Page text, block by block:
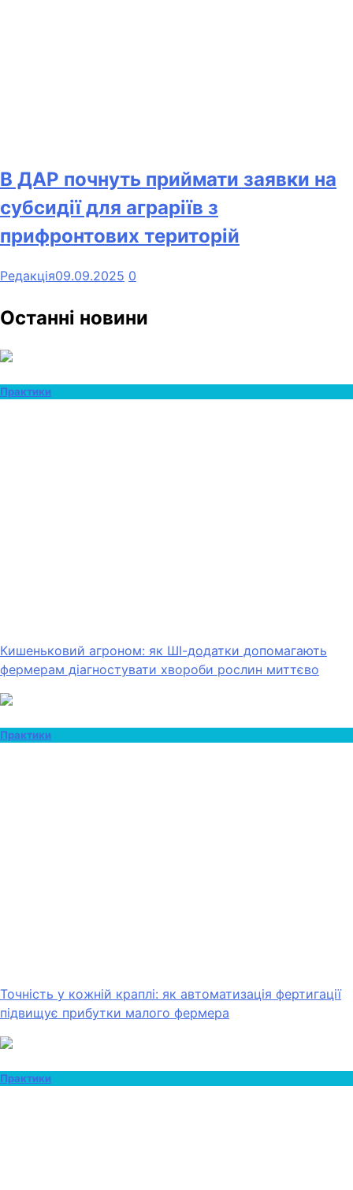
В ДАР почнуть приймати заявки на
субсидії для аграріїв з
прифронтових територій
Редакція09.09.2025 0
Останні новини
Практики
Кишеньковий агроном: як ШІ-додатки допомагають
фермерам діагностувати хвороби рослин миттєво
Практики
Точність у кожній краплі: як автоматизація фертигації
підвищує прибутки малого фермера
Практики